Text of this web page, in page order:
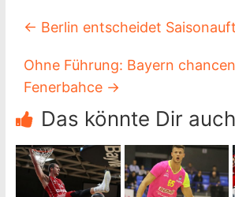
← Berlin entscheidet
Ohne Führung: Bayern
Fenerbahce →
Das könnte Dir